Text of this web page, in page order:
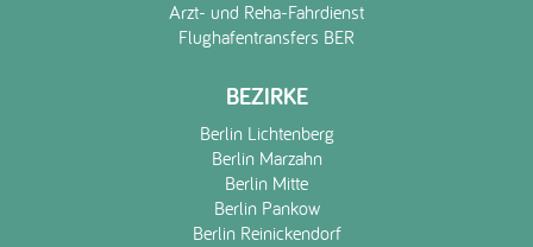
Arzt- und Reha-Fahrdienst
Flughafentransfers BER
BEZIRKE
Berlin Lichtenberg
Berlin Marzahn
Berlin Mitte
Berlin Pankow
Berlin Reinickendorf